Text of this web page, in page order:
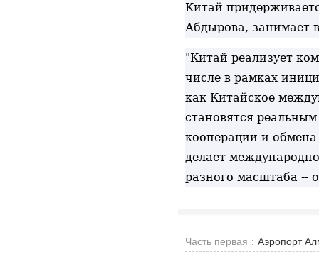
Китай
Абдырова, занимает
"Китай реализует
числе в рамках
как Китайское
становятся
кооперации и обмена
делает
разного масштаба --
Часть первая： Аэропорт